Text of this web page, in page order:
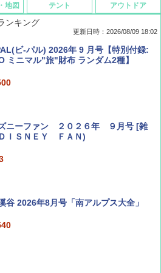
ンキング
更新日時：2026/08/09 18:02
ビ-パル) 2026年 9 月号【特別付録:
ミニマル"旅"財布 ランダム2種】
ニーファン ２０２６年 ９月号 [雑
ＩＳＮＥＹ ＦＡＮ)
谷 2026年8月号「南アルプス大全」
地図 テント アウトドア